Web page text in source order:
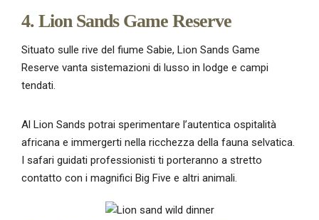
4. Lion Sands Game Reserve
Situato sulle rive del fiume Sabie, Lion Sands Game
Reserve vanta sistemazioni di lusso in lodge e campi
tendati.
Al Lion Sands potrai sperimentare l’autentica ospitalità
africana e immergerti nella ricchezza della fauna selvatica.
I safari guidati professionisti ti porteranno a stretto
contatto con i magnifici Big Five e altri animali.